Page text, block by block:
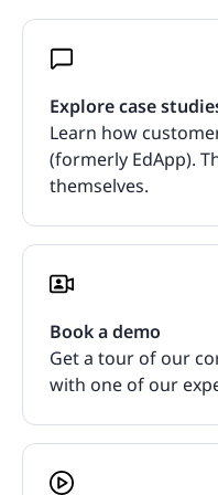
Explore case
Learn how
(formerly EdApp).
themselves.
Book a demo
Get a tour of our
with one of our